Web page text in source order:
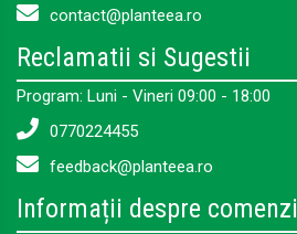
contact@planteea.ro
Reclamatii si Sugestii
Program: Luni - Vineri 09:00 - 18:00
0770224455
feedback@planteea.ro
Informații despre comenzi